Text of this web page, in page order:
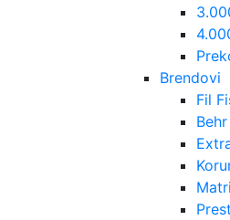
Brendovi
Fil
Behr